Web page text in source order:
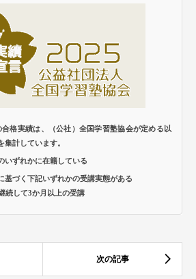
格実績は、（公社）全国学習塾協会が定める以
集計しています。
いずれかに在籍している
基づく下記いずれかの受講実態がある
続して3か月以上の受講